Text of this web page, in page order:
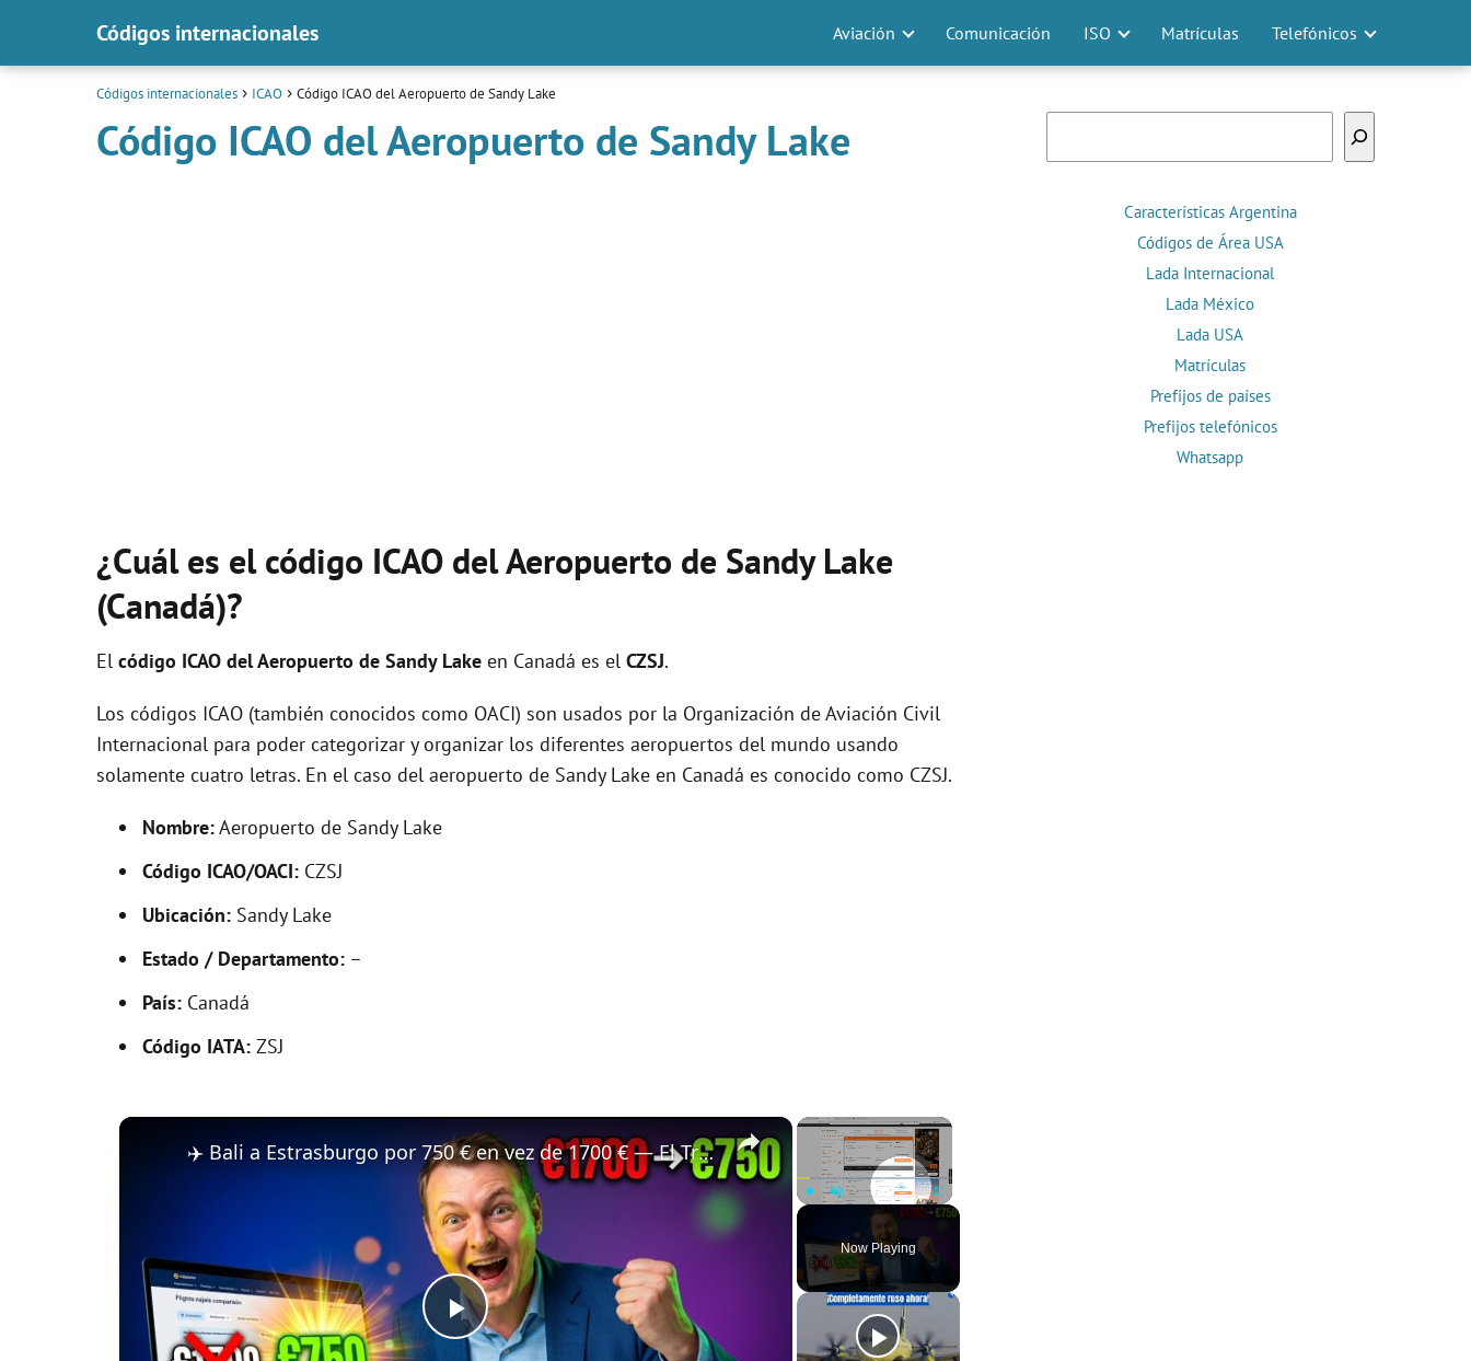
Códigos internacionales Aviación Comunicación ISO Matrículas Telefónicos
Códigos internacionales ICAO Código ICAO del Aeropuerto de Sandy Lake
Código ICAO del Aeropuerto de Sandy Lake
¿Cuál es el código ICAO del Aeropuerto de Sandy Lake
(Canadá)?
El código ICAO delAeropuerto de Sandy Lake en Canadá es el CZSJ.
Los códigos ICAO (también conocidos como OACI) son usados por la Organización de Aviación Civil
Internacional para poder categorizar y organizar los diferentes aeropuertos del mundo usando
solamente cuatro letras. En el caso del aeropuerto de Sandy Lake en Canadá es conocido como CZSJ.
Nombre:Aeropuerto de Sandy Lake
Código ICAO/OACI: CZSJ
Ubicación: Sandy Lake
Estado / Departamento: –
País: Canadá
Código IATA: ZSJ
×
Fullscreen
Now Playing
×
P
✈️ Bali a Estrasburgo por 750 € en vez de 1700 € — El Truco de Vuelos que Ocultan las Comparadoras 🤯
Características Argentina
Códigos de Área USA
Lada Internacional
Lada México
Lada USA
Matrículas
Prefijos de países
Prefijos telefónicos
Whatsapp